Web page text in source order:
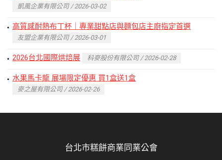
凱風企業有限公司 / 2026-03-02
高質感耐熱布丁杯｜專業甜點店與麵包店主廚指定首選
友盟企業有限公司 / 2026-03-01
2026台北國際烘焙展 科麥股份有限公司 / 2026-02-28
水果馬卡龍 展場限定優惠 買1盒送1盒
麥之屋有限公司 / 2026-02-26
台北市糕餅商業同業公會